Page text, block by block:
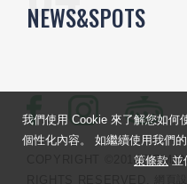
NEWS&SPOTS
COPYRIGHT ©2018
我們使用 Cookie 來了解您如何
個性化內容。 如繼續使用我們
策條款 並